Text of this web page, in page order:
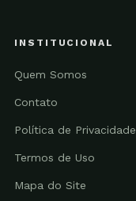
INSTITUCIONAL
Quem Somos
Contato
Política de Privacidade
Termos de Uso
Mapa do Site